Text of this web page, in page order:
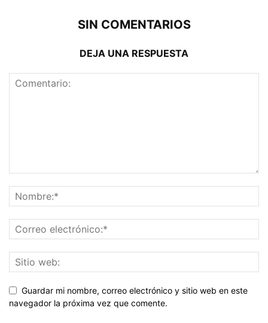
SIN COMENTARIOS
DEJA UNA RESPUESTA
Guardar mi nombre, correo electrónico y sitio web en este
navegador la próxima vez que comente.